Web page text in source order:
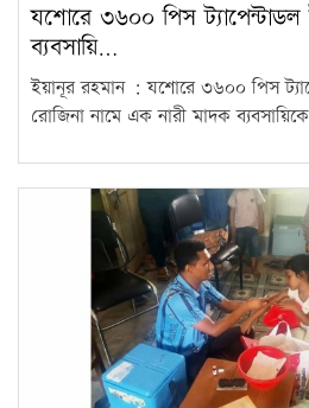
যশোরে ৩৬০০ পিস ট্যাপেন্টাডল
ব্যবসায়ি…
ইয়ানূর রহমান : যশোরে ৩৬০০ পিস
রোজিনা নামে এক নারী মাদক